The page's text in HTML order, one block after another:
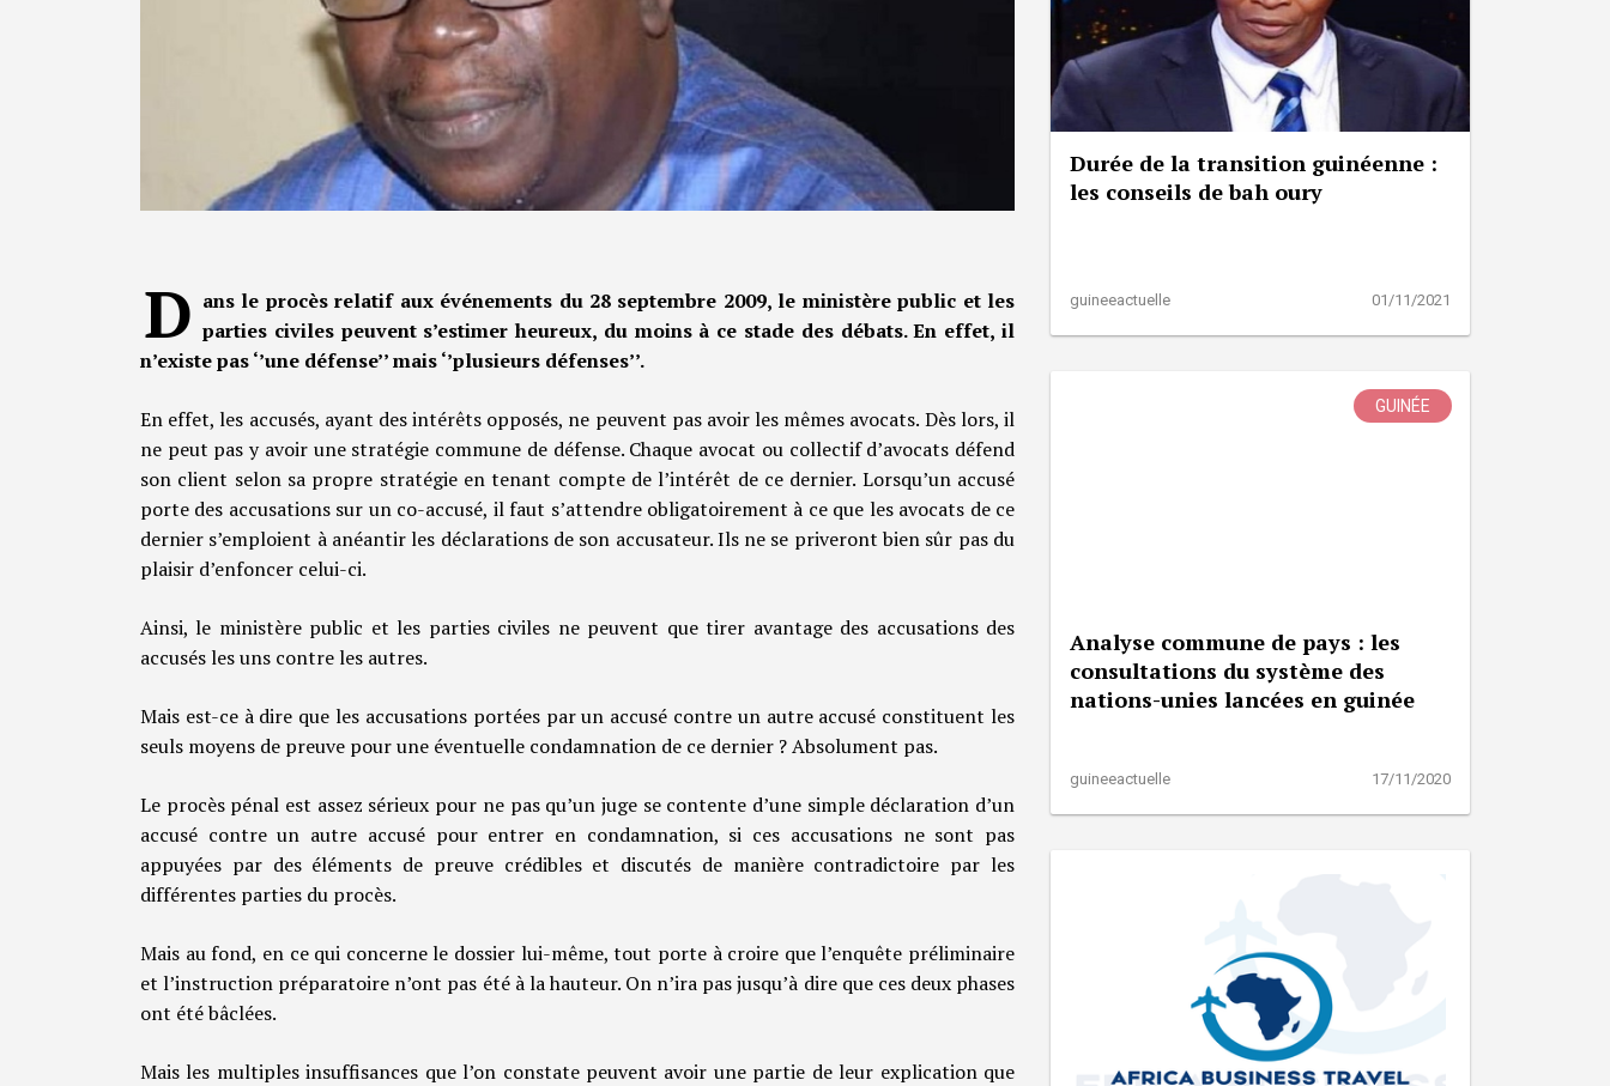
D ans le procès relatif aux événements du 28 septembre 2009, le ministère public et les
parties civiles peuvent s’estimer heureux, du moins à ce stade des débats. En effet, il
n’existe pas ‘’une défense’’ mais ‘’plusieurs défenses’’.
En effet, les accusés, ayant des intérêts opposés, ne peuvent pas avoir les mêmes avocats. Dès lors, il
ne peut pas y avoir une stratégie commune de défense. Chaque avocat ou collectif d’avocats défend
son client selon sa propre stratégie en tenant compte de l’intérêt de ce dernier. Lorsqu’un accusé
porte des accusations sur un co-accusé, il faut s’attendre obligatoirement à ce que les avocats de ce
dernier s’emploient à anéantir les déclarations de son accusateur. Ils ne se priveront bien sûr pas du
plaisir d’enfoncer celui-ci.
Ainsi, le ministère public et les parties civiles ne peuvent que tirer avantage des accusations des
accusés les uns contre les autres.
Mais est-ce à dire que les accusations portées par un accusé contre un autre accusé constituent les
seuls moyens de preuve pour une éventuelle condamnation de ce dernier ? Absolument pas.
Le procès pénal est assez sérieux pour ne pas qu’un juge se contente d’une simple déclaration d’un
accusé contre un autre accusé pour entrer en condamnation, si ces accusations ne sont pas
appuyées par des éléments de preuve crédibles et discutés de manière contradictoire par les
différentes parties du procès.
Mais au fond, en ce qui concerne le dossier lui-même, tout porte à croire que l’enquête préliminaire
et l’instruction préparatoire n’ont pas été à la hauteur. On n’ira pas jusqu’à dire que ces deux phases
ont été bâclées.
Mais les multiples insuffisances que l’on constate peuvent avoir une partie de leur explication que
Durée de la transition guinéenne :
les conseils de bah oury
guineeactuelle 01/11/2021
GUINÉE
Analyse commune de pays : les
consultations du système des
nations-unies lancées en guinée
guineeactuelle 17/11/2020